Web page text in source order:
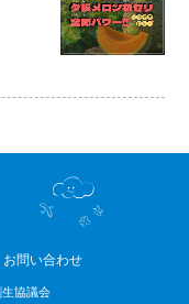
お問い合わせ
協議会